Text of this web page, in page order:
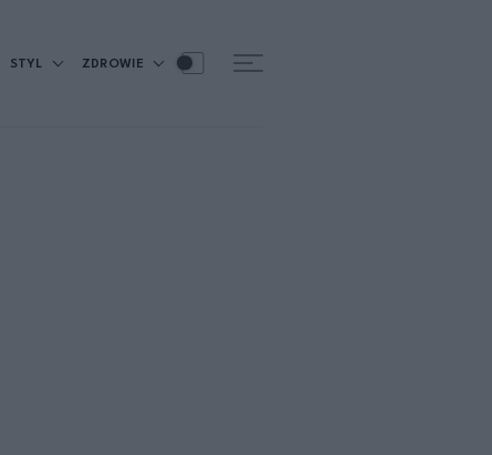
STYL ZDROWIE